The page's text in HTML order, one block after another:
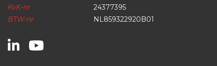
KvK-nr
24377395
BTW-nr
NL859322920B01